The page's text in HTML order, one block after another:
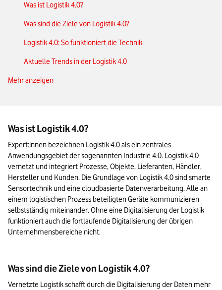
Was ist Logistik 4.0?
Was sind die Ziele von Logistik 4.0?
Logistik 4.0: So funktioniert die Technik
Aktuelle Trends in der Logistik 4.0
Herausforderungen einer digitalisierten Logistik
Mehr anzeigen
Was ist Logistik 4.0?
Expert:innen bezeichnen Logistik 4.0 als ein zentrales
Anwendungsgebiet der sogenannten Industrie 4.0. Logistik 4.0
vernetzt und integriert Prozesse, Objekte, Lieferanten, Händler,
Hersteller und Kunden. Die Grundlage von Logistik 4.0 sind smarte
Sensortechnik und eine cloudbasierte Datenverarbeitung. Alle an
einem logistischen Prozess beteiligten Geräte kommunizieren
selbstständig miteinander. Ohne eine Digitalisierung der Logistik
funktioniert auch die fortlaufende Digitalisierung der übrigen
Unternehmensbereiche nicht.
Was sind die Ziele von Logistik 4.0?
Vernetzte Logistik schafft durch die Digitalisierung der Daten mehr